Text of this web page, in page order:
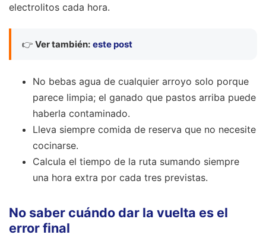
electrolitos cada hora.
👉 Ver también: este post
No bebas agua de cualquier arroyo solo porque
parece limpia; el ganado que pastos arriba puede
haberla contaminado.
Lleva siempre comida de reserva que no necesite
cocinarse.
Calcula el tiempo de la ruta sumando siempre
una hora extra por cada tres previstas.
No saber cuándo dar la vuelta es el
error final